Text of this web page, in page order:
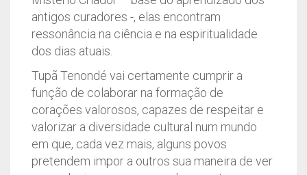
antigos curadores -, elas encontram
ressonância na ciência e na espiritualidade
dos dias atuais.
Tupã Tenondé vai certamente cumprir a
função de colaborar na formação de
corações valorosos, capazes de respeitar e
valorizar a diversidade cultural num mundo
em que, cada vez mais, alguns povos
pretendem impor a outros sua maneira de ver